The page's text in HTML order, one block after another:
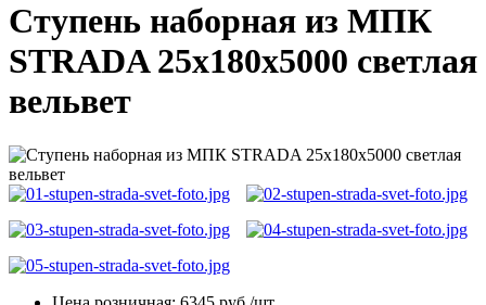
Ступень наборная из МПК
STRADA 25х180х5000 светлая
вельвет